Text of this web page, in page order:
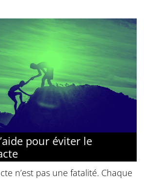
pour éviter le
n’est pas une fatalité. Chaque